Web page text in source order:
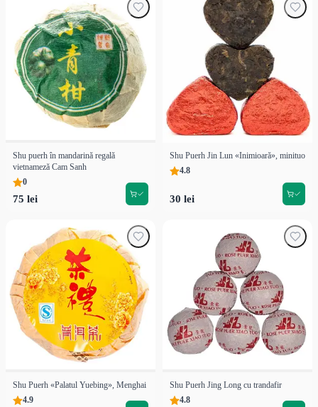
Shu puerh în mandarină regală
vietnameză Cam Sanh
0
75 lei
Shu Puerh Jin Lun «Inimioară», minituo
4.8
30 lei
Shu Puerh «Palatul Yuebing», Menghai
4.9
Shu Puerh Jing Long cu trandafir
4.8